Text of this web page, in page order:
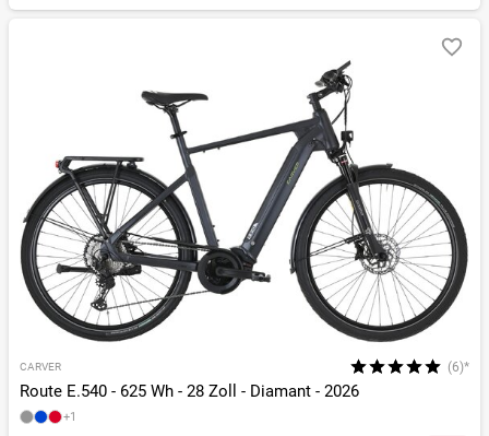
CARVER (6)*
Route E.540 - 625 Wh - 28 Zoll - Diamant - 2026
+1